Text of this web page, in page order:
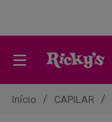
Início CAPILAR